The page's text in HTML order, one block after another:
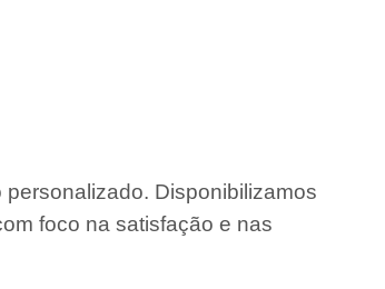
Disponibilizamos
foco na satisfação e nas